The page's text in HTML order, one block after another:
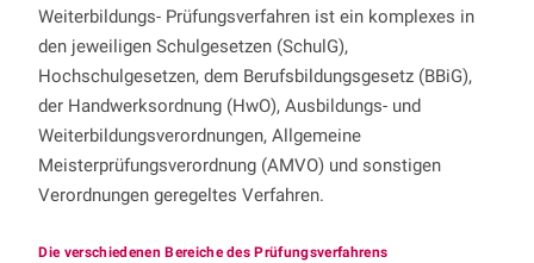
Weiterbildungs- Prüfungsverfahren ist ein komplexes in
den jeweiligen Schulgesetzen (SchulG),
Hochschulgesetzen, dem Berufsbildungsgesetz (BBiG),
der Handwerksordnung (HwO), Ausbildungs- und
Weiterbildungsverordnungen, Allgemeine
Meisterprüfungsverordnung (AMVO) und sonstigen
Verordnungen geregeltes Verfahren.
Die verschiedenen Bereiche des Prüfungsverfahrens